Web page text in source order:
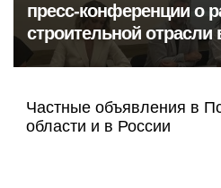
пресс‑конференции о
строительной отрасли
Частные объявления в
области и в России